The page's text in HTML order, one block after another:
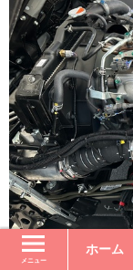
メニュー
ホーム